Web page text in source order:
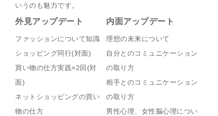
いうのも魅力です。
外見アップデート
ファッションについて知識
ショッピング同行(対面)
買い物の仕方実践×2回(対
面)
ネットショッピングの買い
物の仕方
内面アップデート
理想の未来について
自分とのコミュニケーション
の取り方
相手とのコミュニケーション
の取り方
男性心理、女性脳心理につい